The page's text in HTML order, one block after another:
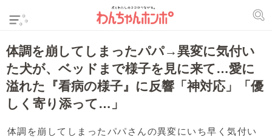
体調を崩してしまったパパ→異変に気付い
た犬が、ベッドまで様子を見に来て…愛に
溢れた『看病の様子』に反響「神対応」「優
しく寄り添って…」
体調を崩してしまったパパさんの異変にいち早く気付い